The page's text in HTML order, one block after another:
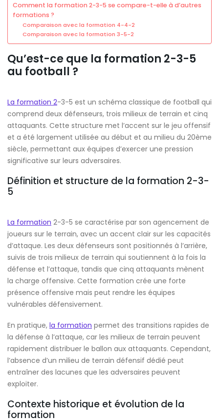
Comment la formation 2-3-5 se compare-t-elle à d’autres
formations ?
Comparaison avec la formation 4-4-2
Comparaison avec la formation 3-5-2
Qu’est-ce que la formation 2-3-5
au football ?
La formation 2-3-5 est un schéma classique de football qui
comprend deux défenseurs, trois milieux de terrain et cinq
attaquants. Cette structure met l’accent sur le jeu offensif
et a été largement utilisée au début et au milieu du 20ème
siècle, permettant aux équipes d’exercer une pression
significative sur leurs adversaires.
Définition et structure de la formation 2-3-
5
La formation 2-3-5 se caractérise par son agencement de
joueurs sur le terrain, avec un accent clair sur les capacités
d’attaque. Les deux défenseurs sont positionnés à l’arrière,
suivis de trois milieux de terrain qui soutiennent à la fois la
défense et l’attaque, tandis que cinq attaquants mènent
la charge offensive. Cette formation crée une forte
présence offensive mais peut rendre les équipes
vulnérables défensivement.
En pratique, la formation permet des transitions rapides de
la défense à l’attaque, car les milieux de terrain peuvent
rapidement distribuer le ballon aux attaquants. Cependant,
l’absence d’un milieu de terrain défensif dédié peut
entraîner des lacunes que les adversaires peuvent
exploiter.
Contexte historique et évolution de la
formation